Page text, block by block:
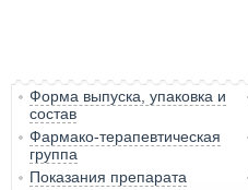
Форма выпуска, упаковка и
состав
Фармако-терапевтическая
группа
Показания препарата